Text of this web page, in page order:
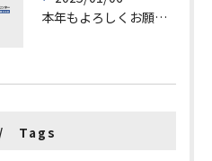
本年もよろしくお願いします。
Tags